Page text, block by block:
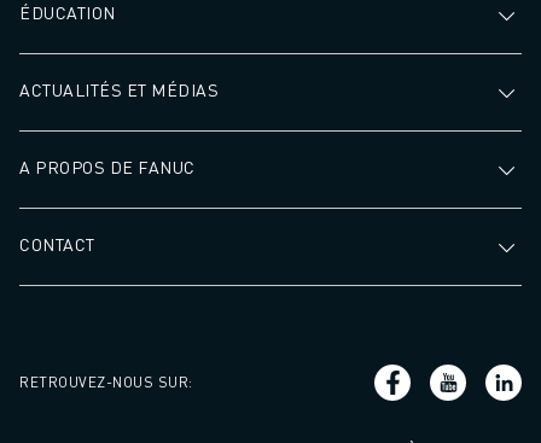
ÉDUCATION
ACTUALITÉS ET MÉDIAS
A PROPOS DE FANUC
CONTACT
RETROUVEZ-NOUS SUR: